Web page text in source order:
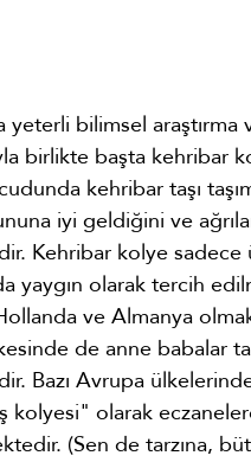
yeterli bilimsel araştırma
birlikte başta kehribar
kehribar taşı
iyi geldiğini ve
Kehribar kolye
yaygın olarak tercih
ve Almanya
de anne babalar
Bazı Avrupa
kolyesi" olarak
(Sen de tarzına,